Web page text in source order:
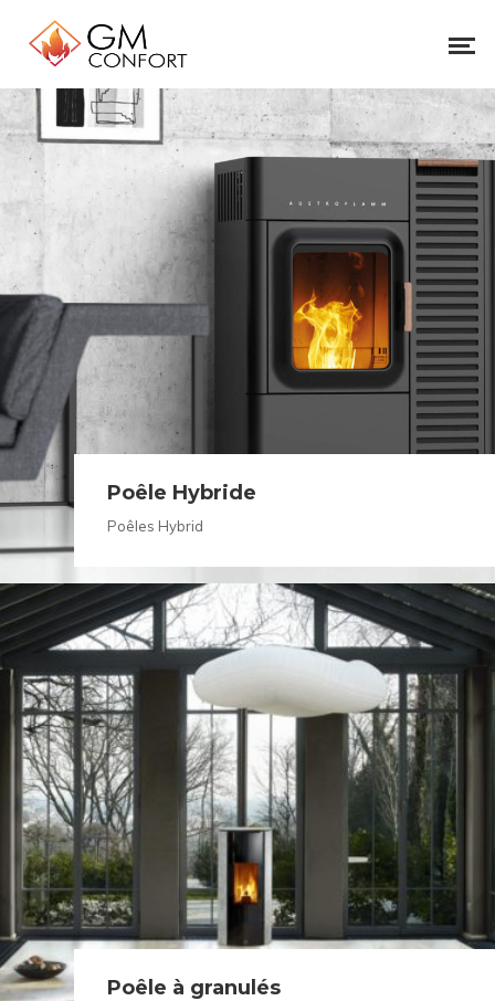
Poêle Hybride
Poêles Hybrid
Poêle à granulés